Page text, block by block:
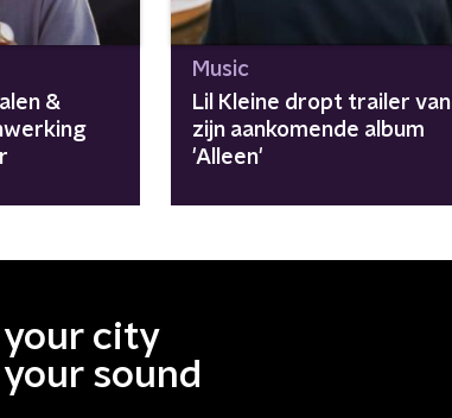
&
Music
Lil Kleine dropt trailer van
zijn aankomende album
'Alleen'
your city
your sound